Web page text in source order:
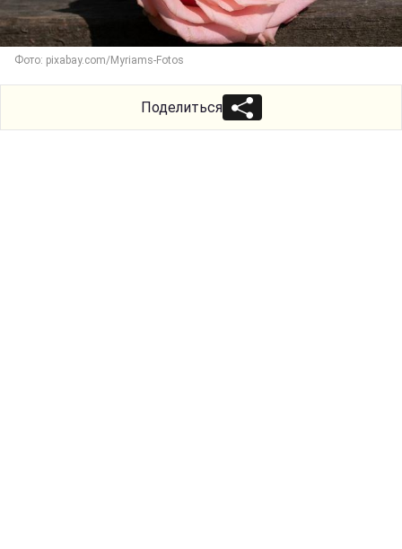
Фото: pixabay.com/Myriams-Fotos
Поделиться